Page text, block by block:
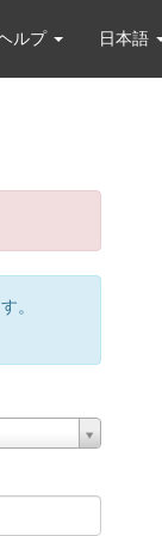
ルプ 日本語
。